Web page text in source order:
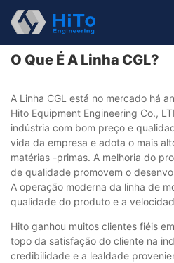
O Que É A Linha CGL?
A Linha CGL está no mercado há
Hito Equipment Engineering Co.,
indústria com bom preço e
vida da empresa e adota o mais
matérias -primas. A melhoria do
de qualidade promovem o
A operação moderna da linha de
qualidade do produto e a
Hito ganhou muitos clientes fiéis
topo da satisfação do cliente na
credibilidade e a lealdade